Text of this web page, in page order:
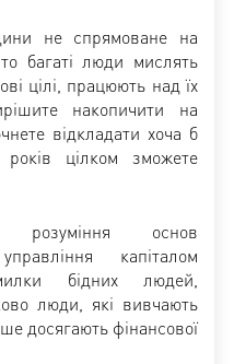
не спрямоване на
багаті люди мислять
цілі, працюють над їх
накопичити на
відкладати хоча б
цілком зможете
розуміння основ
капіталом
бідних людей,
люди, які вивчають
досягають фінансової